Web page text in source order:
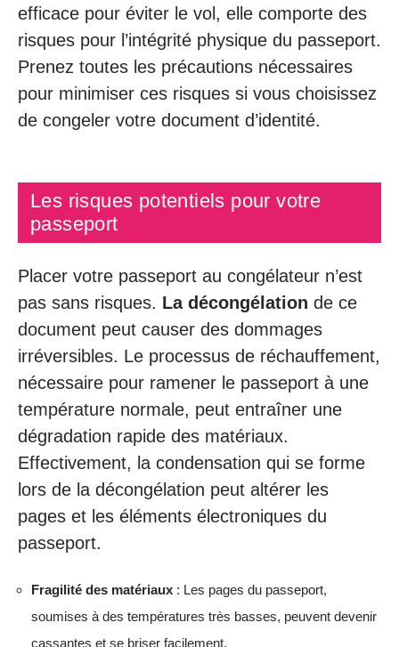
efficace pour éviter le vol, elle comporte des
risques pour l’intégrité physique du passeport.
Prenez toutes les précautions nécessaires
pour minimiser ces risques si vous choisissez
de congeler votre document d’identité.
Les risques potentiels pour votre
passeport
Placer votre passeport au congélateur n’est
pas sans risques. La décongélation de ce
document peut causer des dommages
irréversibles. Le processus de réchauffement,
nécessaire pour ramener le passeport à une
température normale, peut entraîner une
dégradation rapide des matériaux.
Effectivement, la condensation qui se forme
lors de la décongélation peut altérer les
pages et les éléments électroniques du
passeport.
Fragilité des matériaux : Les pages du passeport,
soumises à des températures très basses, peuvent devenir
cassantes et se briser facilement.